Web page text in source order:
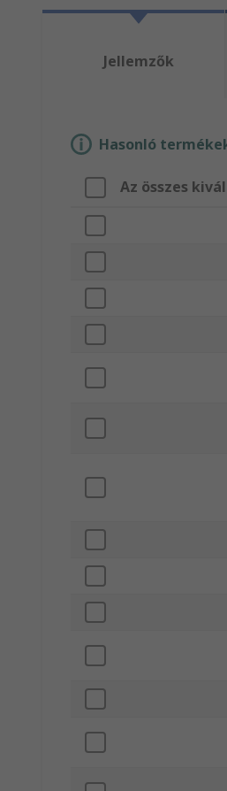
Jellemzők
Hasonló
Az összes